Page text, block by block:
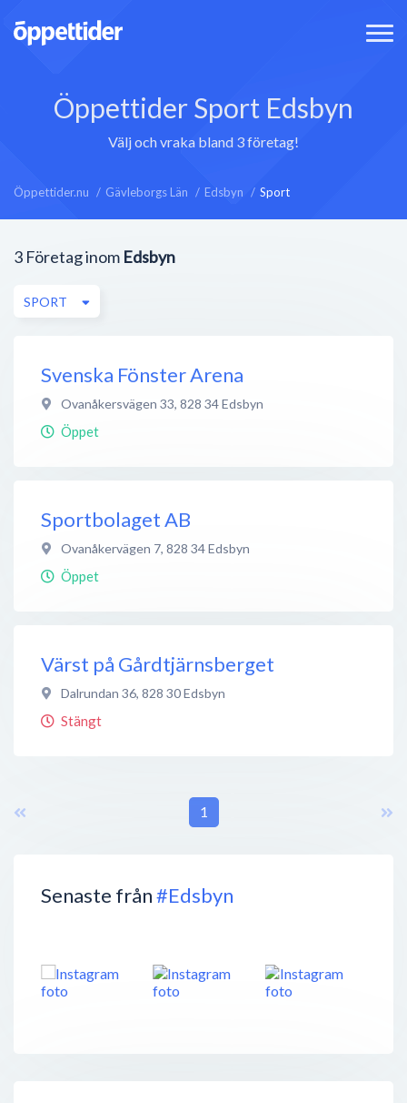
Öppettider Sport Edsbyn
Välj och vraka bland 3 företag!
Öppettider.nu Gävleborgs Län Edsbyn Sport
Senaste från#Edsbyn
3 Företag inom Edsbyn
SPORT
Svenska Fönster Arena
Ovanåkersvägen 33, 828 34Edsbyn
Öppet
Sportbolaget AB
Ovanåkervägen 7, 828 34Edsbyn
Öppet
Värst på Gårdtjärnsberget
Dalrundan 36, 828 30Edsbyn
Stängt
1